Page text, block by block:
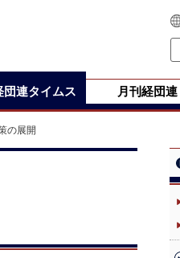
団連タイムス 月刊経団連
の展開